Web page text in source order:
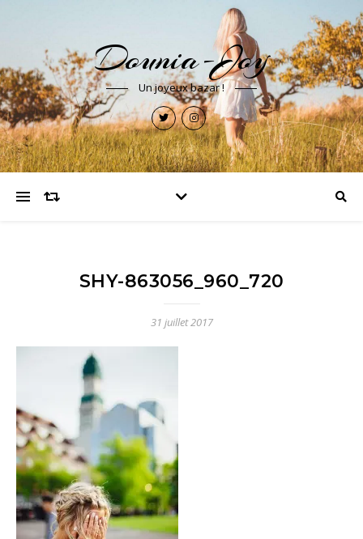
Dounia-Joy
Un joyeux bazar !
SHY-863056_960_720
31 juillet 2017